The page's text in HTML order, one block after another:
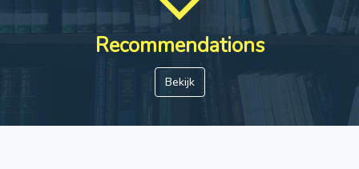
Recommendations
Bekijk